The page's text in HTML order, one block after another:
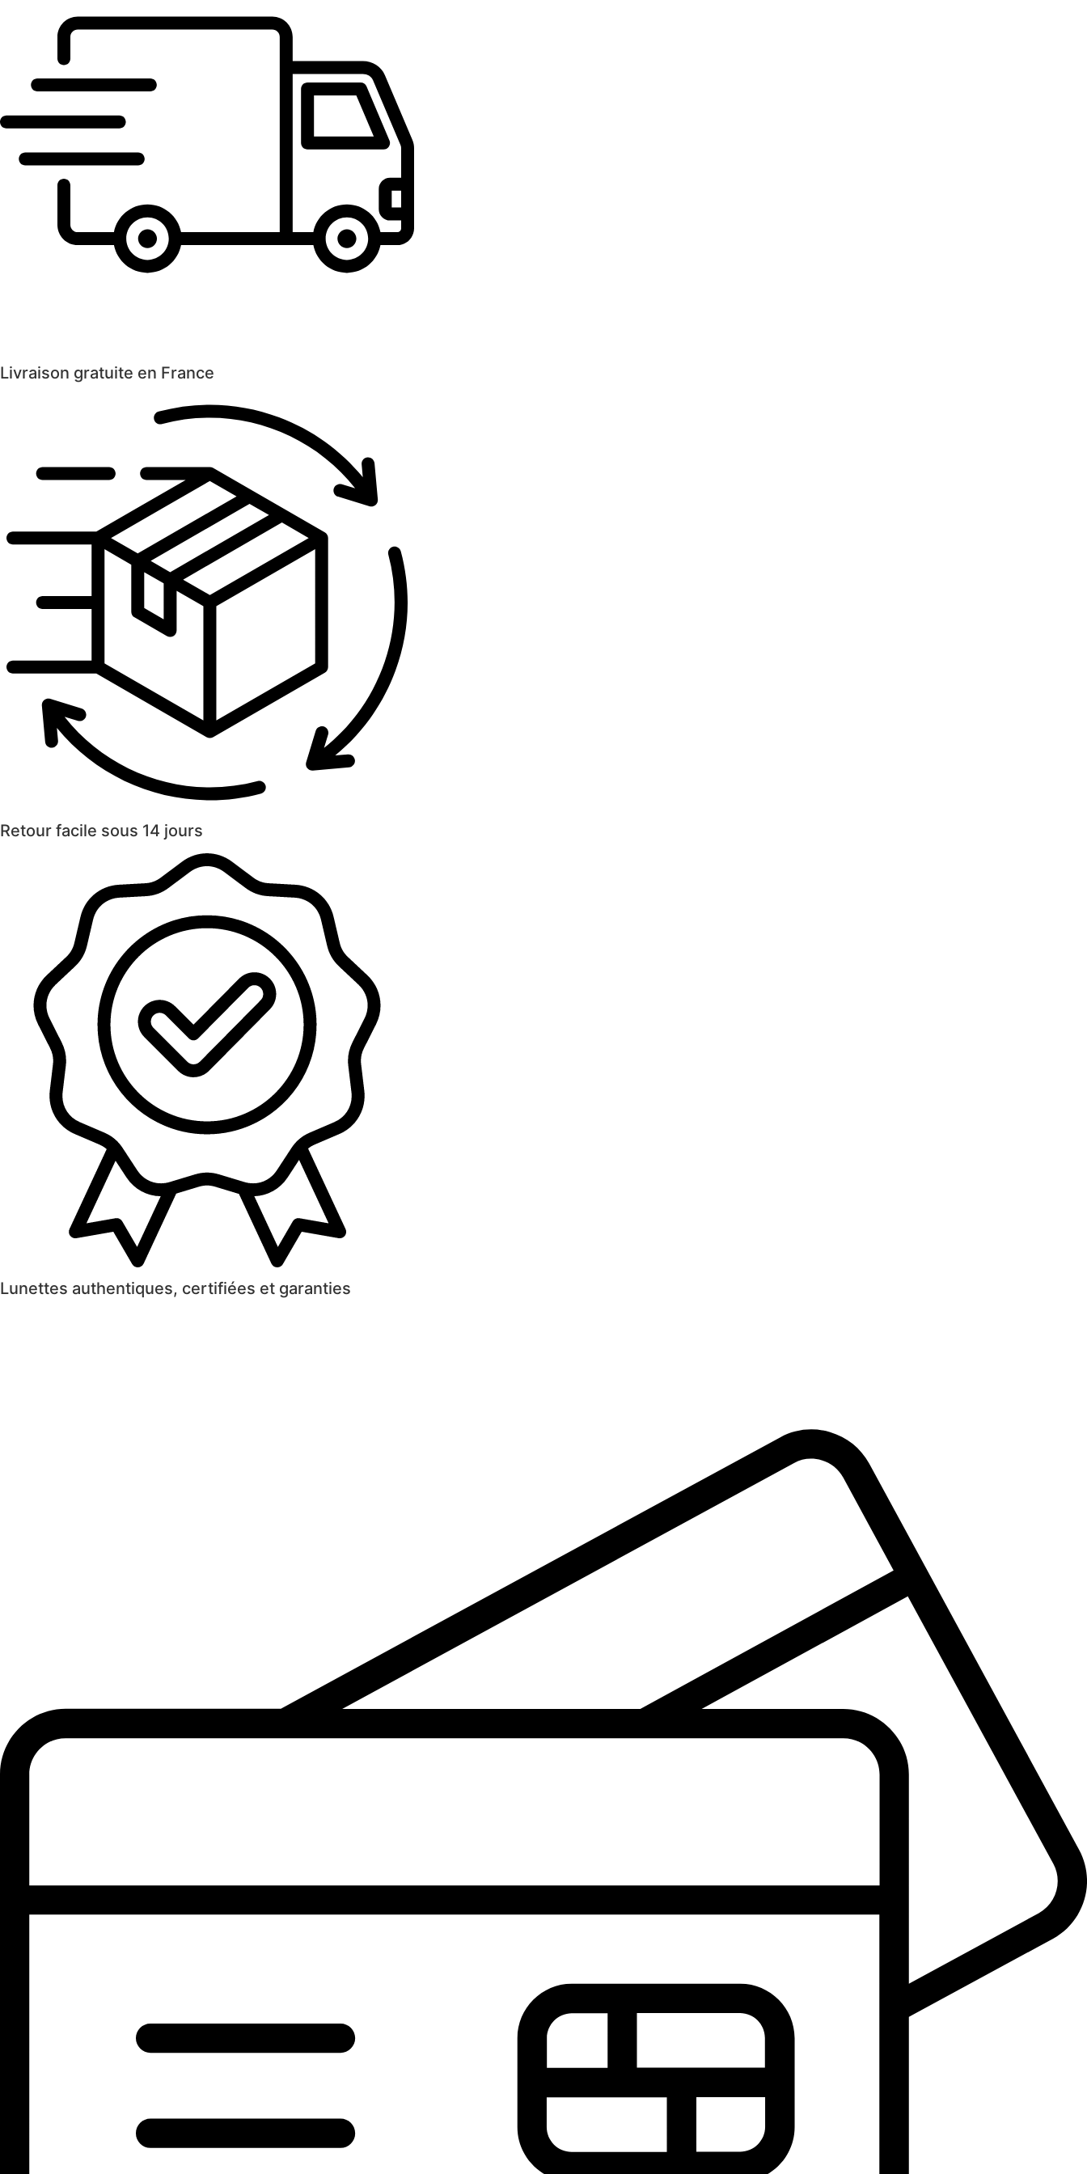
Livraison gratuite en France
Retour facile sous 14 jours
Lunettes authentiques, certifiées et garanties